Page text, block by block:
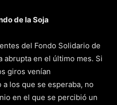
de la Soja
del Fondo Solidario de
abrupta en el último mes. Si
giros venían
los que se esperaba, no
en el que se percibió un